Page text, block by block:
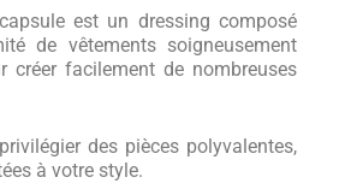
est un dressing composé
de vêtements soigneusement
créer facilement de nombreuses
des pièces polyvalentes,
à votre style.